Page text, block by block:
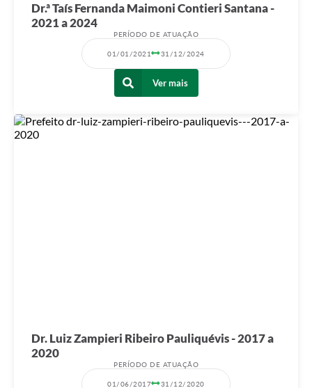
Dr.ª Taís Fernanda Maimoni Contieri Santana -
2021 a 2024
PERÍODO DE ATUAÇÃO
01/01/2021 31/12/2024
Ver mais
Dr. Luiz Zampieri Ribeiro Pauliquévis - 2017 a
2020
PERÍODO DE ATUAÇÃO
01/06/2017 31/12/2020